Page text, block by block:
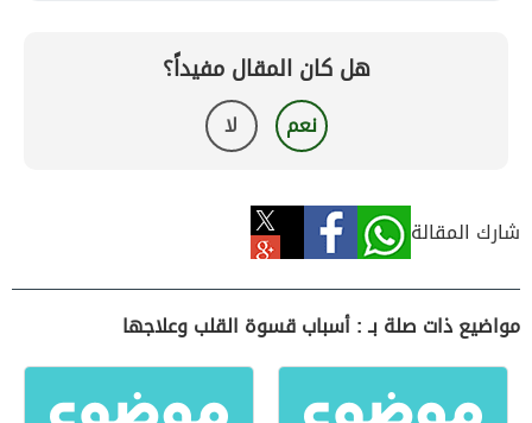
هل كان المقال مفيداً؟
نعم لا
شارك المقالة
مواضيع ذات صلة بـ : أسباب قسوة القلب وعلاجها